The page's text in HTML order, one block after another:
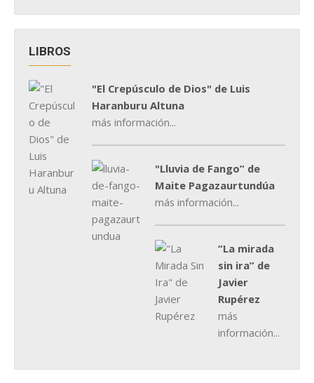
LIBROS
"El Crepúsculo de Dios" de Luis
Haranburu Altuna
más información...
"Lluvia de Fango” de
Maite Pagazaurtundúa
más información...
“La mirada
sin ira” de
Javier
Rupérez
más
información...